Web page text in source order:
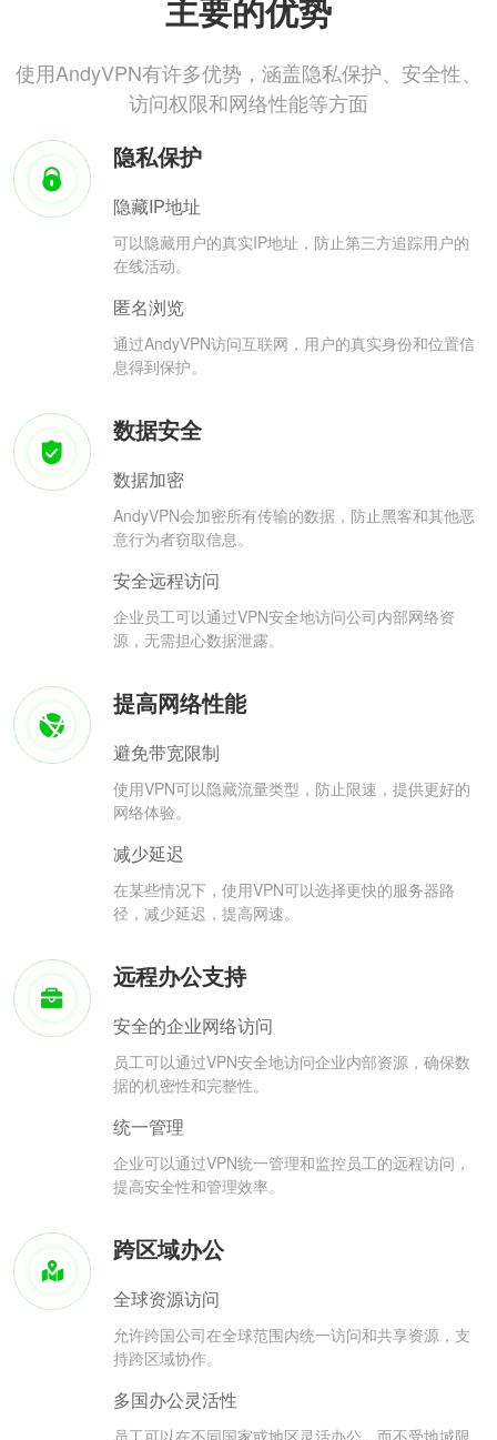
主要的优势
使用AndyVPN有许多优势，涵盖隐私保护、安全性、
访问权限和网络性能等方面
隐私保护
隐藏IP地址
可以隐藏用户的真实IP地址，防止第三方追踪用户的
在线活动。
匿名浏览
通过AndyVPN访问互联网，用户的真实身份和位置信
息得到保护。
数据安全
数据加密
AndyVPN会加密所有传输的数据，防止黑客和其他恶
意行为者窃取信息。
安全远程访问
企业员工可以通过VPN安全地访问公司内部网络资
源，无需担心数据泄露。
提高网络性能
避免带宽限制
使用VPN可以隐藏流量类型，防止限速，提供更好的
网络体验。
减少延迟
在某些情况下，使用VPN可以选择更快的服务器路
径，减少延迟，提高网速。
远程办公支持
安全的企业网络访问
员工可以通过VPN安全地访问企业内部资源，确保数
据的机密性和完整性。
统一管理
企业可以通过VPN统一管理和监控员工的远程访问，
提高安全性和管理效率。
跨区域办公
全球资源访问
允许跨国公司在全球范围内统一访问和共享资源，支
持跨区域协作。
多国办公灵活性